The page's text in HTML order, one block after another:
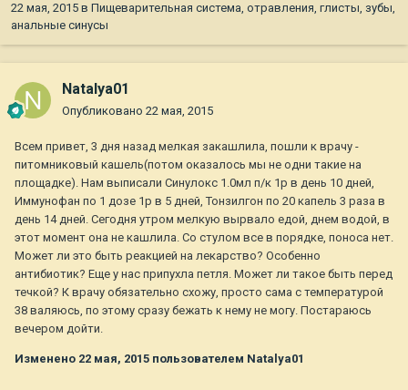
22 мая, 2015 в Пищеварительная система, отравления, глисты, зубы,
анальные синусы
Natalya01
Опубликовано 22 мая, 2015
Всем привет, 3 дня назад мелкая закашлила, пошли к врачу -
питомниковый кашель(потом оказалось мы не одни такие на
площадке). Нам выписали Синулокс 1.0мл п/к 1р в день 10 дней,
Иммунофан по 1 дозе 1р в 5 дней, Тонзилгон по 20 капель 3 раза в
день 14 дней. Сегодня утром мелкую вырвало едой, днем водой, в
этот момент она не кашлила. Со стулом все в порядке, поноса нет.
Может ли это быть реакцией на лекарство? Особенно
антибиотик? Еще у нас припухла петля. Может ли такое быть перед
течкой? К врачу обязательно схожу, просто сама с температурой
38 валяюсь, по этому сразу бежать к нему не могу. Постараюсь
вечером дойти.
Изменено 22 мая, 2015 пользователем Natalya01